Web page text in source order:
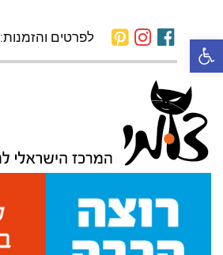
פתח סרגל נגישות לפרטים והזמנות: 03-6444494